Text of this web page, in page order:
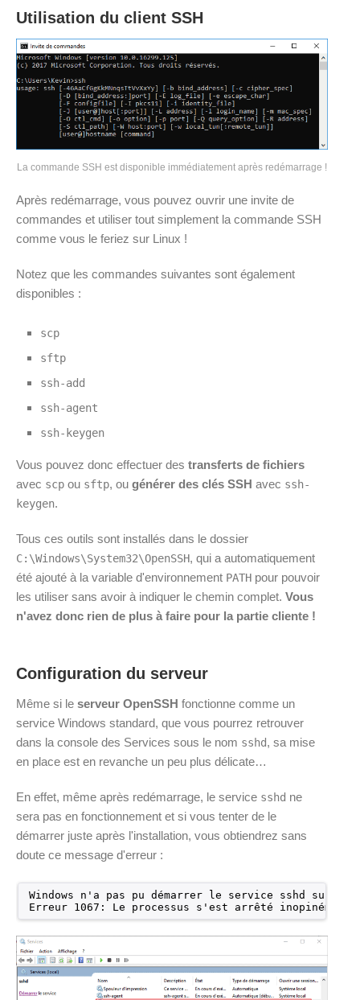
Utilisation du client SSH
La commande SSH est disponible immédiatement après redémarrage !
Après redémarrage, vous pouvez ouvrir une invite de
commandes et utiliser tout simplement la commande SSH
comme vous le feriez sur Linux !
Notez que les commandes suivantes sont également
disponibles :
scp
sftp
ssh-add
ssh-agent
ssh-keygen
Vous pouvez donc effectuer des transferts de fichiers
avec scp ou sftp, ou générer des clés SSH avec ssh-
keygen.
Tous ces outils sont installés dans le dossier
C:\Windows\System32\OpenSSH, qui a automatiquement
été ajouté à la variable d'environnement PATH pour pouvoir
les utiliser sans avoir à indiquer le chemin complet. Vous
n'avez donc rien de plus à faire pour la partie cliente !
Configuration du serveur
Même si le serveur OpenSSH fonctionne comme un
service Windows standard, que vous pourrez retrouver
dans la console des Services sous le nom sshd, sa mise
en place est en revanche un peu plus délicate…
En effet, même après redémarrage, le service sshd ne
sera pas en fonctionnement et si vous tenter de le
démarrer juste après l'installation, vous obtiendrez sans
doute ce message d'erreur :
Windows n'a pas pu démarrer le service sshd sur
Erreur 1067: Le processus s'est arrêté inopinément.